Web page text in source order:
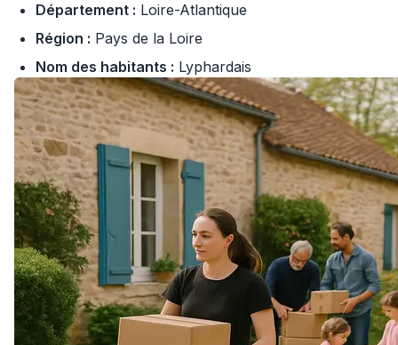
Département : Loire-Atlantique
Région : Pays de la Loire
Nom des habitants : Lyphardais